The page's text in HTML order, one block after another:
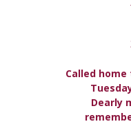
Called
Dearly